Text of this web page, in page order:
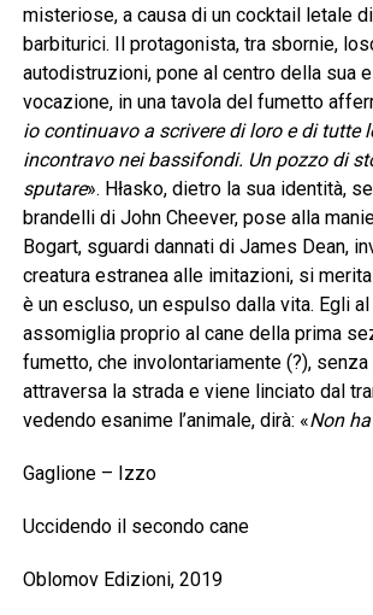
misteriose, a causa di un cocktail letale
barbiturici. Il protagonista, tra sbornie,
autodistruzioni, pone al centro della sua
vocazione, in una tavola del fumetto
io continuavo a scrivere di loro e di tutte
incontravo nei bassifondi. Un pozzo di
sputare». Hłasko, dietro la sua identità,
brandelli di John Cheever, pose alla
Bogart, sguardi dannati di James Dean,
creatura estranea alle imitazioni, si
è un escluso, un espulso dalla vita. Egli
assomiglia proprio al cane della prima
fumetto, che involontariamente (?),
attraversa la strada e viene linciato dal
vedendo esanime l’animale, dirà: «Non
Gaglione – Izzo
Uccidendo il secondo cane
Oblomov Edizioni, 2019